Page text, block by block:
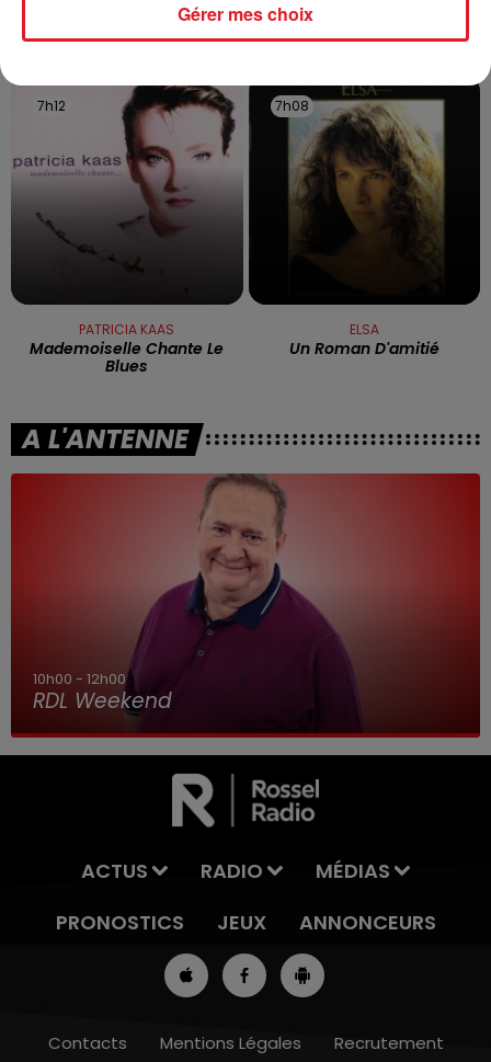
TITRES DIFFUSÉS
7h12
7h12
PATRICIA KAAS
Mademoiselle Chante Le
Blues
7h08
7h08
ELSA
Un Roman D'amitié
A L'ANTENNE
10h00 - 12h00
RDL Weekend
ACTUS RADIO
MÉDIAS
PRONOSTICS
JEUX ANNONCEURS
Contacts Mentions Légales Recrutement
Gérer mes choix